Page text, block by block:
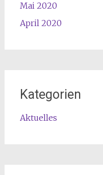
Mai 2020
April 2020
Kategorien
Aktuelles